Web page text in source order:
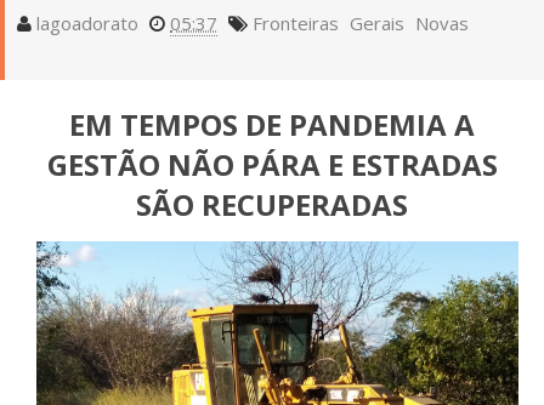
lagoadorato 05:37 Fronteiras Gerais Novas
EM TEMPOS DE PANDEMIA A
GESTÃO NÃO PÁRA E ESTRADAS
SÃO RECUPERADAS